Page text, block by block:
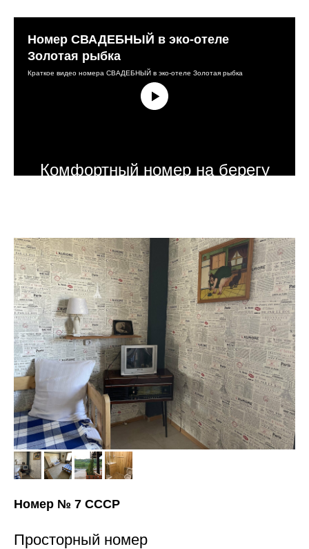
Комфортный номер на берегу
Номер СВАДЕБНЫЙ в эко-отеле
Золотая рыбка
Краткое видео номера СВАДЕБНЫЙ в эко-отеле Золотая рыбка
Номер № 7 СССР
Просторный номер